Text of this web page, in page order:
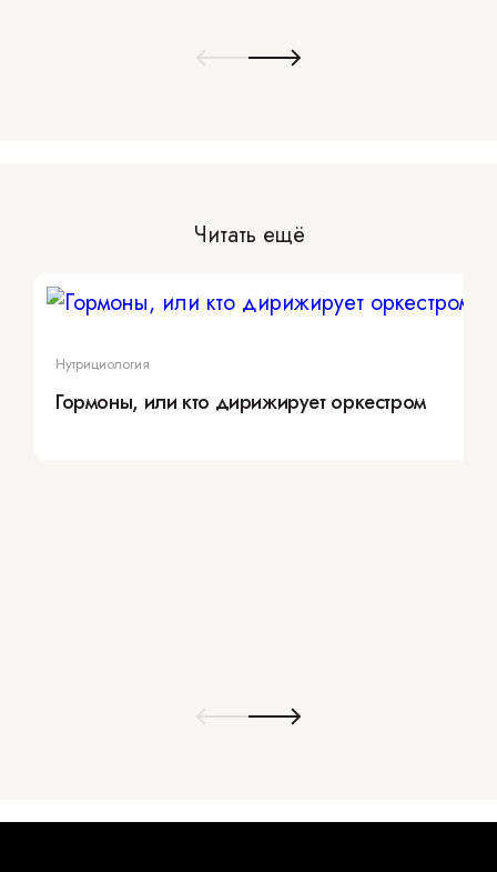
Читать ещё
Нутрициология
Гормоны, или кто дирижирует оркестром